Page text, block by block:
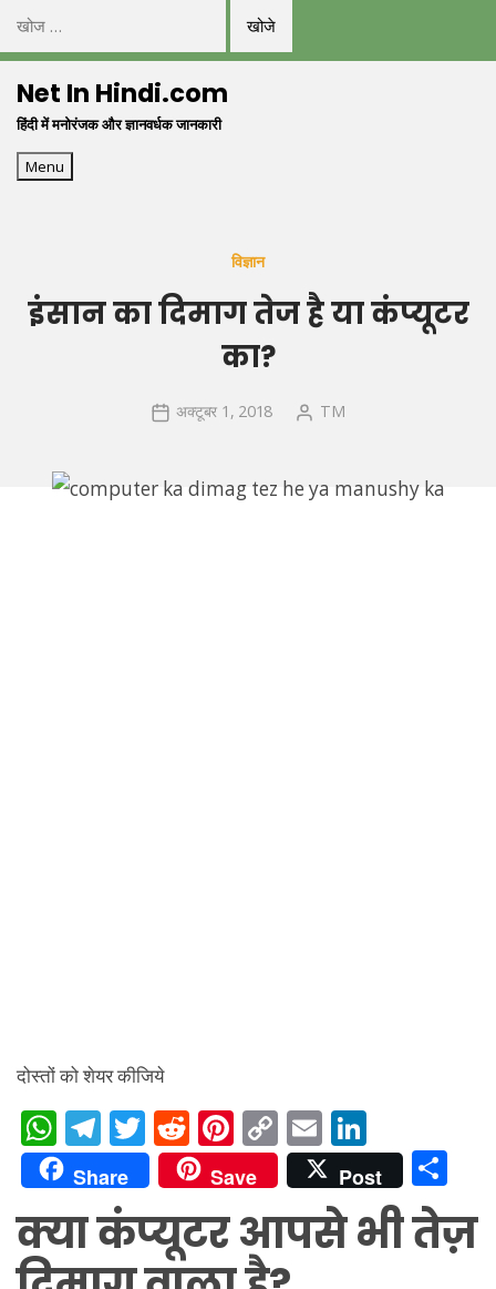
निम्न
को
खोजें:Net In Hindi.com
हिंदी में मनोरंजक और ज्ञानवर्धक जानकारी
Menu
विज्ञान
इंसान का दिमाग तेज है या कंप्यूटर
का?
अक्टूबर 1, 2018 TM
दोस्तों को शेयर कीजिये
W
h
at
s
A
T
el
e
gr
a
T
w
itt
er
R
e
d
di
t
Pi
nt
er
e
st
C
o
p
y
Li
E
m
ai
l
n
k
e
Share Save Post
ar
क्या कंप्यूटर आपसे भी तेज़